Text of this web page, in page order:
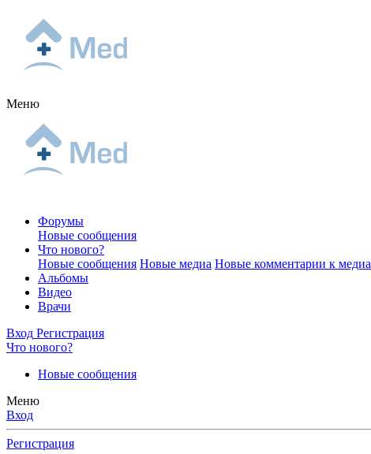
Меню
Форумы
Новые сообщения
Что нового?
Новые сообщения Новые медиа Новые комментарии к медиа
Альбомы
Видео
Врачи
Вход Регистрация
Что нового?
Новые сообщения
Меню
Вход
Регистрация